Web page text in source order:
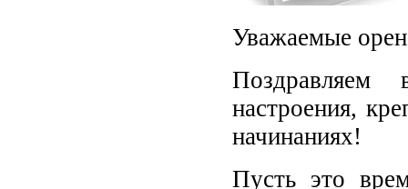
Уважаемые
Поздравляем
настроения,
начинаниях!
Пусть это